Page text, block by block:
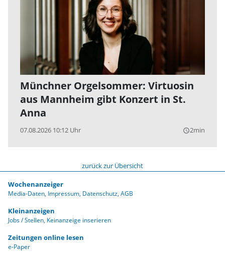
Münchner Orgelsommer: Virtuosin
aus Mannheim gibt Konzert in St.
Anna
07.08.2026 10:12 Uhr query_builder2min
zurück zur Übersicht
Wochenanzeiger
Media-Daten Impressum Datenschutz AGB
Kleinanzeigen
Jobs / Stellen Keinanzeige inserieren
Zeitungen online lesen
e-Paper